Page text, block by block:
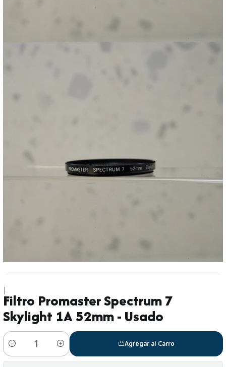
|
Filtro Promaster Spectrum 7
Skylight 1A 52mm - Usado
Cantidad
Agregar al Carro